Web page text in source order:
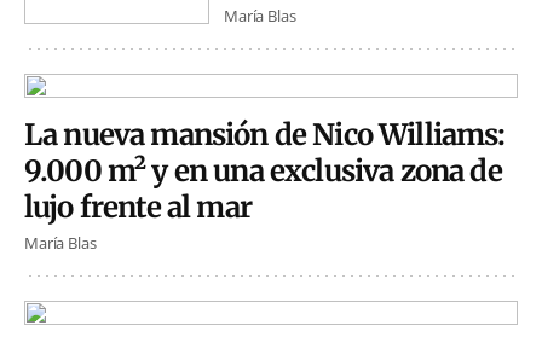
María Blas
La nueva mansión de Nico Williams:
9.000 m² y en una exclusiva zona de
lujo frente al mar
María Blas